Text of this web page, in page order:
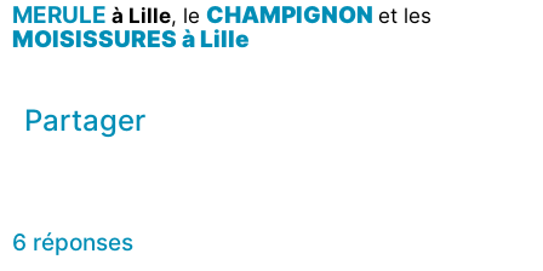
MERULE à Lille, le CHAMPIGNON et les
MOISISSURES à Lille
Partager
6 réponses